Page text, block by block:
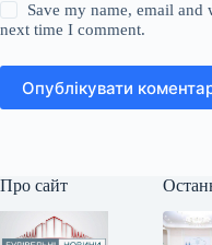
Save my name, email
next time I comment.
Опублікувати
Про сайт